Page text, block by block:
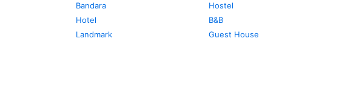
Bandara
Hotel
Landmark
Hostel
B&B
Guest House